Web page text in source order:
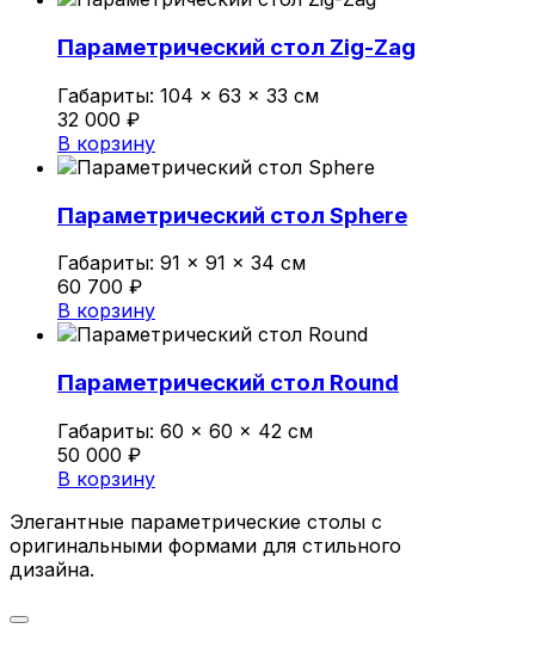
Параметрический стол Zig-Zag
Габариты: 104 × 63 × 33 см
32 000 ₽
В корзину
Параметрический стол Sphere
Габариты: 91 × 91 × 34 см
60 700 ₽
В корзину
Параметрический стол Round
Габариты: 60 × 60 × 42 см
50 000 ₽
В корзину
Элегантные параметрические столы с
оригинальными формами для стильного
дизайна.